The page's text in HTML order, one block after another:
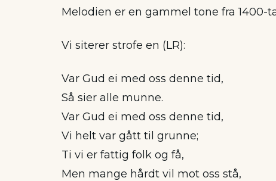
Melodien er en gammel tone fra 1400-
Vi siterer strofe en (LR):
Var Gud ei med oss denne tid,
Så sier alle munne.
Var Gud ei med oss denne tid,
Vi helt var gått til grunne;
Ti vi er fattig folk og få,
Men mange hårdt vil mot oss stå,